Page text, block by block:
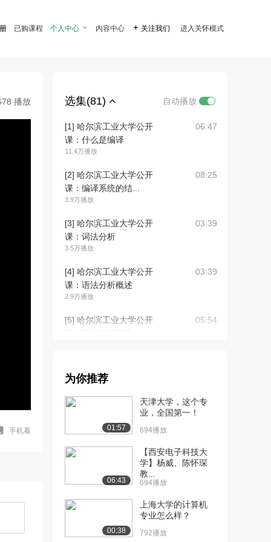
已购课程 个人中心  内容中心  关注我们 进入关怀模式
播放
手机看
选集(81) 自动播放
[1] 哈尔滨工业大学公开
课：什么是编译
11.4万播放
06:47
[2] 哈尔滨工业大学公开
课：编译系统的结...
3.9万播放
08:25
[3] 哈尔滨工业大学公开
课：词法分析
3.5万播放
03:39
[4] 哈尔滨工业大学公开
课：语法分析概述
2.9万播放
03:39
[5] 哈尔滨工业大学公开
05:54
课：中间代码生成...
[7] 哈尔滨工业大学公开
课：词法语法分析...
[8] 哈尔滨工业大学公开
课：文法定义
09:28
[9] 哈尔滨工业大学公开
课：语言的定义
2.0万播放
为你推荐
01:57
天津大学，这个专
业，全国第一！
694播放
06:43
【西安电子科技大
学】杨威、陈怀琛
教...
694播放
00:38
上海大学的计算机
专业怎么样？
792播放